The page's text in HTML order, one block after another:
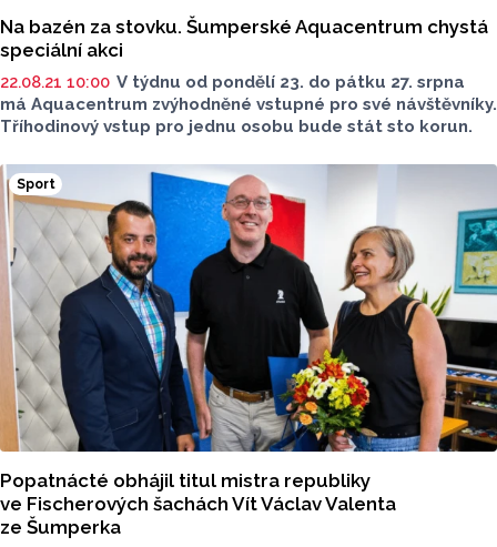
Na bazén za stovku. Šumperské Aquacentrum chystá
speciální akci
22.08.21 10:00 V týdnu od pondělí 23. do pátku 27. srpna
má Aquacentrum zvýhodněné vstupné pro své návštěvníky.
Tříhodinový vstup pro jednu osobu bude stát sto korun.
Sport
Popatnácté obhájil titul mistra republiky
ve Fischerových šachách Vít Václav Valenta
ze Šumperka